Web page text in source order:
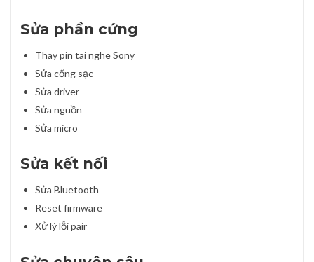
Sửa phần cứng
Thay pin tai nghe Sony
Sửa cổng sạc
Sửa driver
Sửa nguồn
Sửa micro
Sửa kết nối
Sửa Bluetooth
Reset firmware
Xử lý lỗi pair